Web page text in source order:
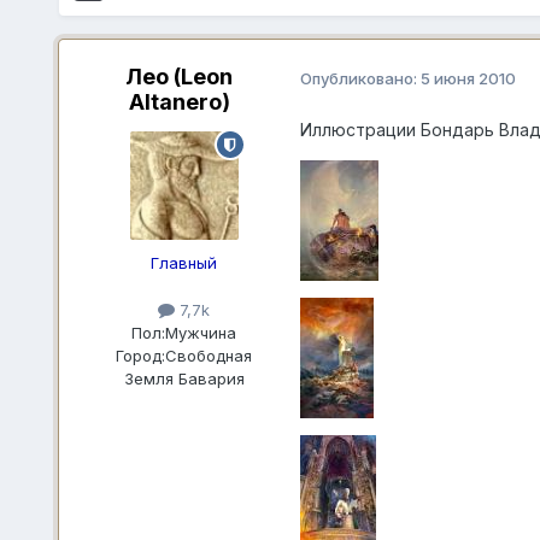
Лео (Leon
Altanero)
Главный
7,7k
Пол:Мужчина
Город:Свободная
Земля Бавария
Опубликовано: 5 июня 2010
Иллюстрации Бондарь